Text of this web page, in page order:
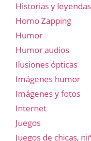
Historias y leyendas
Homo Zapping
Humor
Humor audios
Ilusiones ópticas
Imágenes humor
Imágenes y fotos
Internet
Juegos
Juegos de chicas,